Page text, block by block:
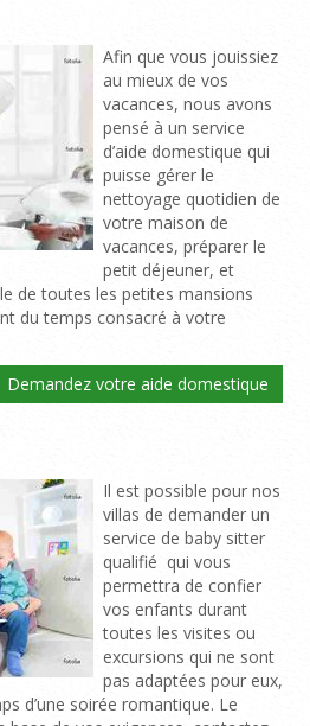
Afin que vous jouissiez
au mieux de vos
vacances, nous avons
pensé à un service
d’aide domestique qui
puisse gérer le
nettoyage quotidien de
votre maison de
vacances, préparer le
petit déjeuner, et
de toutes les petites mansions
du temps consacré à votre
Demandez votre aide domestique
Il est possible pour nos
villas de demander un
service de baby sitter
qualifié qui vous
permettra de confier
vos enfants durant
toutes les visites ou
excursions qui ne sont
pas adaptées pour eux,
d’une soirée romantique. Le